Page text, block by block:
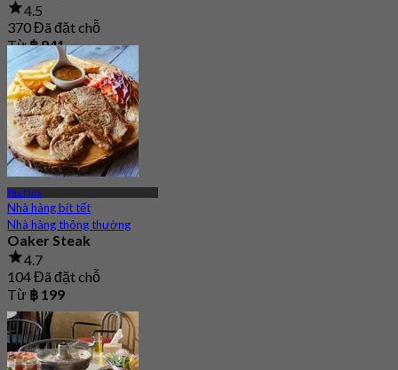
4.5
370 Đã đặt chỗ
Từ฿ 941
Tha Phra
Nhà hàng bít tết
Nhà hàng thông thường
Oaker Steak
4.7
104 Đã đặt chỗ
Từ ฿ 199